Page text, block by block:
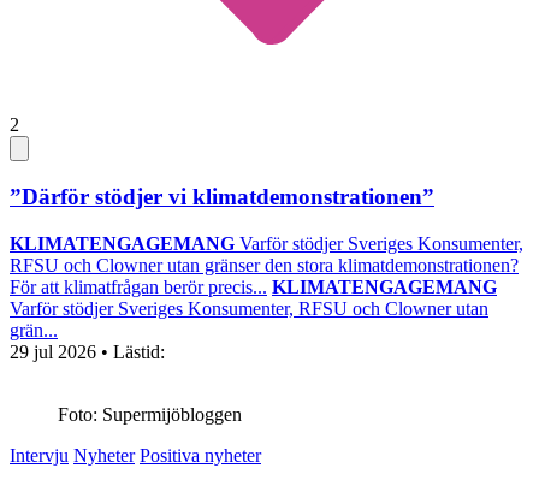
2
”Därför stödjer vi klimatdemonstrationen”
KLIMATENGAGEMANG Varför stödjer Sveriges Konsumenter,
RFSU och Clowner utan gränser den stora klimatdemonstrationen?
För att klimatfrågan berör precis... KLIMATENGAGEMANG
Varför stödjer Sveriges Konsumenter, RFSU och Clowner utan
grän...
29 jul 2026 • Lästid:
Foto: Supermijöbloggen
Intervju Nyheter Positiva nyheter